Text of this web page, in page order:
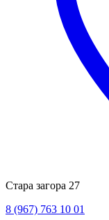
Стара загора 27
8 (967) 763 10 01